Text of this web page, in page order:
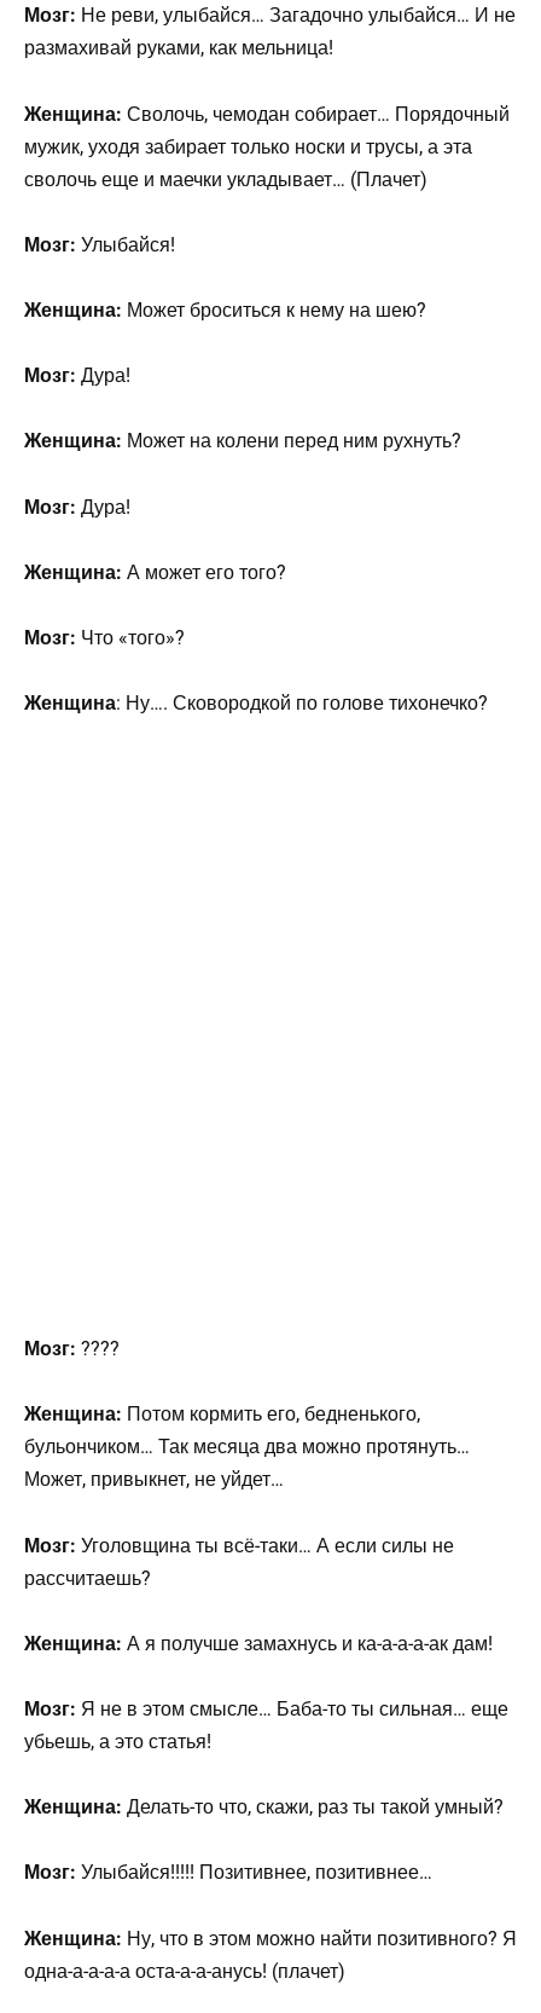
Мозг: Не реви, улыбайся… Загадочно улыбайся… И не
размахивай руками, как мельница!
Женщина: Сволочь, чемодан собирает… Порядочный
мужик, уходя забирает только носки и трусы, а эта
сволочь еще и маечки укладывает… (Плачет)
Мозг: Улыбайся!
Женщина: Может броситься к нему на шею?
Мозг: Дура!
Женщина: Может на колени перед ним рухнуть?
Мозг: Дура!
Женщина: А может его того?
Мозг: Что «того»?
Женщина: Ну…. Сковородкой по голове тихонечко?
Мозг: ????
Женщина: Потом кормить его, бедненького,
бульончиком… Так месяца два можно протянуть…
Может, привыкнет, не уйдет…
Мозг: Уголовщина ты всё-таки… А если силы не
рассчитаешь?
Женщина: А я получше замахнусь и ка-а-а-а-ак дам!
Мозг: Я не в этом смысле… Баба-то ты сильная… еще
убьешь, а это статья!
Женщина: Делать-то что, скажи, раз ты такой умный?
Мозг: Улыбайся!!!!! Позитивнее, позитивнее…
Женщина: Ну, что в этом можно найти позитивного? Я
одна-а-а-а-а оста-а-а-анусь! (плачет)